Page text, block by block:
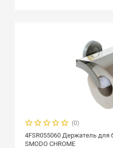
(0)
4FSR055060 Держатель для
SMODO CHROME